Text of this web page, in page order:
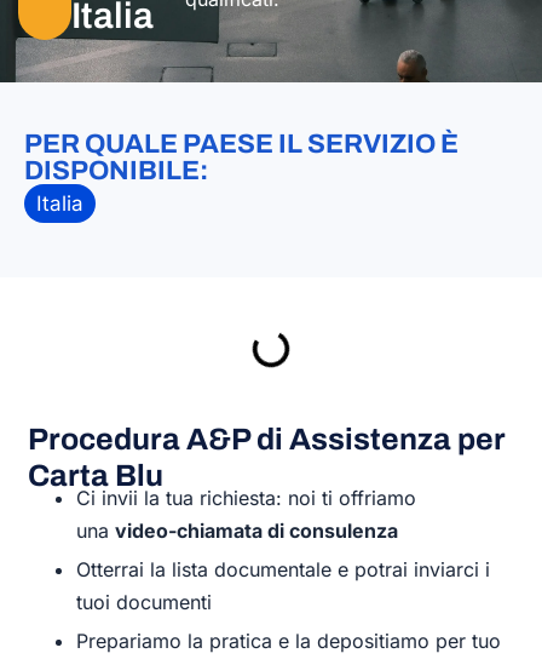
Italia​
PER QUALE PAESE IL SERVIZIO È
DISPONIBILE:
Italia
Procedura A&P di Assistenza per
Carta Blu
Ci invii la tua richiesta: noi ti offriamo
unavideo-chiamata di consulenza
Otterrai la lista documentale e potrai inviarci i
tuoi documenti
Prepariamo la pratica e la depositiamo per tuo